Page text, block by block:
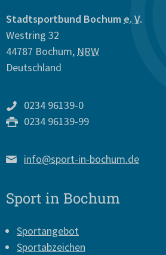
Stadtsportbund Bochum e. V.
Westring 32
44787 Bochum, NRW
Deutschland
0234 96139-0
0234 96139-99
info@sport-in-bochum.de
Sport in Bochum
Sportangebot
Sportabzeichen